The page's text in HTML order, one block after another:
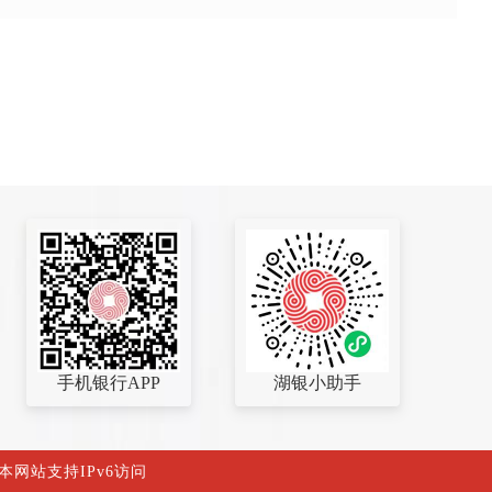
手机银行APP 湖银小助手
网站支持IPv6访问